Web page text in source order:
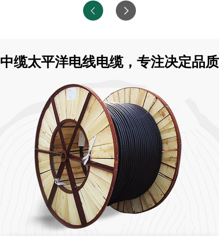
中缆太平洋电线电缆，专注决定品质